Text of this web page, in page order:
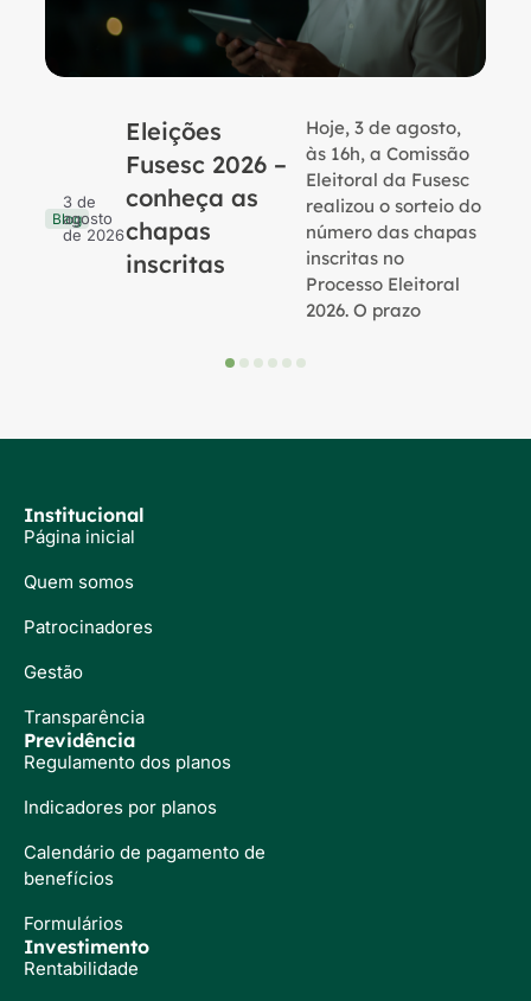
Blog
3 de
agosto
de 2026
Eleições
Fusesc 2026 –
conheça as
chapas
inscritas
Hoje, 3 de agosto,
às 16h, a Comissão
Eleitoral da Fusesc
realizou o sorteio do
número das chapas
inscritas no
Processo Eleitoral
2026. O prazo
Institucional
Página inicial
Quem somos
Patrocinadores
Gestão
Transparência
Previdência
Regulamento dos planos
Indicadores por planos
Calendário de pagamento de
benefícios
Formulários
Investimento
Rentabilidade